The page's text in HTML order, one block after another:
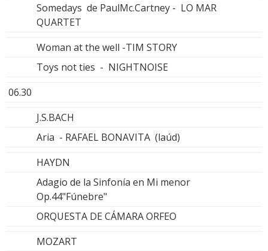
Somedays de PaulMc.Cartney - LO MAR
QUARTET
Woman at the well -TIM STORY
Toys not ties - NIGHTNOISE
06.30
J.S.BACH
Aria - RAFAEL BONAVITA (laúd)
HAYDN
Adagio de la Sinfonía en Mi menor
Op.44"Fúnebre"
ORQUESTA DE CÁMARA ORFEO
MOZART